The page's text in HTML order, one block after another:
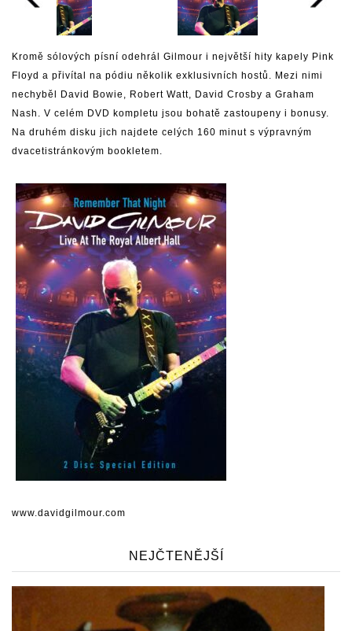
Kromě sólových písní odehrál Gilmour i největší hity kapely Pink
Floyd a přivítal na pódiu několik exklusivních hostů. Mezi nimi
nechyběl David Bowie, Robert Watt, David Crosby a Graham
Nash. V celém DVD kompletu jsou bohatě zastoupeny i bonusy.
Na druhém disku jich najdete celých 160 minut s výpravným
dvacetistránkovým bookletem.
www.davidgilmour.com
NEJČTENĚJŠÍ